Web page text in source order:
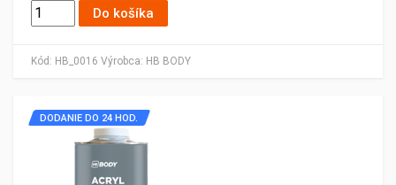
Kód: HB_0016 Výrobca: HB BODY
Do košíka
DODANIE DO 24 HOD.